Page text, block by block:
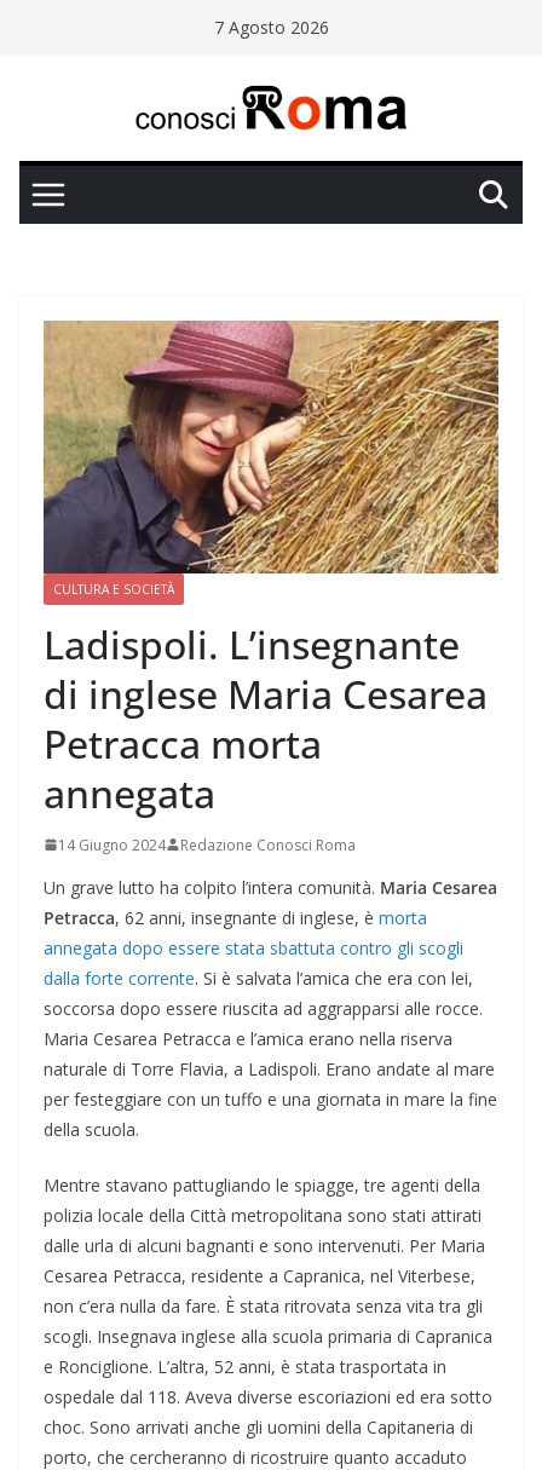
7 Agosto 2026
CULTURA E SOCIETÀ
Ladispoli. L’insegnante
di inglese Maria Cesarea
Petracca morta
annegata
14 Giugno 2024 Redazione Conosci Roma
Un grave lutto ha colpito l’intera comunità. Maria Cesarea
Petracca, 62 anni, insegnante di inglese, è morta
annegata dopo essere stata sbattuta contro gli scogli
dalla forte corrente. Si è salvata l’amica che era con lei,
soccorsa dopo essere riuscita ad aggrapparsi alle rocce.
Maria Cesarea Petracca e l’amica erano nella riserva
naturale di Torre Flavia, a Ladispoli. Erano andate al mare
per festeggiare con un tuffo e una giornata in mare la fine
della scuola.
Mentre stavano pattugliando le spiagge, tre agenti della
polizia locale della Città metropolitana sono stati attirati
dalle urla di alcuni bagnanti e sono intervenuti. Per Maria
Cesarea Petracca, residente a Capranica, nel Viterbese,
non c’era nulla da fare. È stata ritrovata senza vita tra gli
scogli. Insegnava inglese alla scuola primaria di Capranica
e Ronciglione. L’altra, 52 anni, è stata trasportata in
ospedale dal 118. Aveva diverse escoriazioni ed era sotto
choc. Sono arrivati anche gli uomini della Capitaneria di
porto, che cercheranno di ricostruire quanto accaduto